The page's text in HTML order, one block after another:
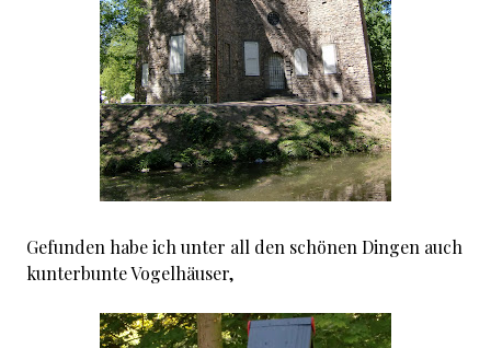
Gefunden habe ich unter all den schönen Dingen auch
kunterbunte Vogelhäuser,